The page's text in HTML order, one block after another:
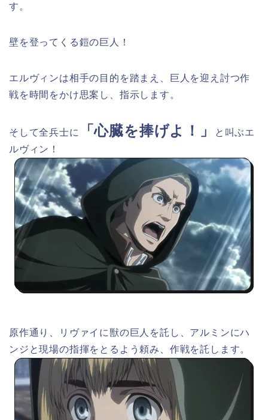
す。
壁を登ってくる鎧の巨人！
エルヴィンは相手の目的を踏まえ、巨人を迎え討つ作
戦を時間をかけ思案し、指示します。
そして全兵士に 「心臓を捧げよ！」
と叫ぶエ
ルヴィン！
原作通り、リヴァイに獣の巨人を託し、アルミンにハ
ンジと現場の指揮をとるよう頼み、作戦を託します。